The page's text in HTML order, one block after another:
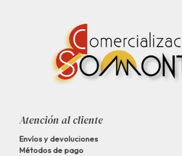
Atención al cliente
Envíos y devoluciones
Métodos de pago